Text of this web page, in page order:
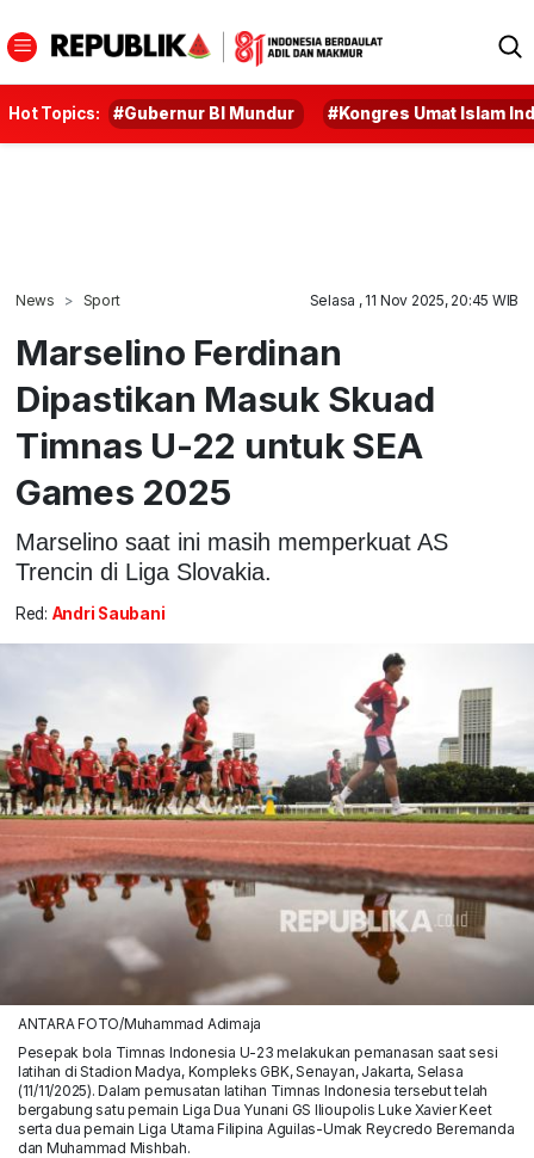
Hot Topics: #Gubernur BI Mundur #Kongres Umat Islam
News Sport Selasa , 11 Nov 2025, 20:45 WIB
Marselino Ferdinan
Dipastikan Masuk Skuad
Timnas U-22 untuk SEA
Games 2025
Marselino saat ini masih memperkuat AS
Trencin di Liga Slovakia.
Red: Andri Saubani
ANTARA FOTO/Muhammad Adimaja
Pesepak bola Timnas Indonesia U-23 melakukan pemanasan saat sesi
latihan di Stadion Madya, Kompleks GBK, Senayan, Jakarta, Selasa
(11/11/2025). Dalam pemusatan latihan Timnas Indonesia tersebut telah
bergabung satu pemain Liga Dua Yunani GS Ilioupolis Luke Xavier Keet
serta dua pemain Liga Utama Filipina Aguilas-Umak Reycredo Beremanda
dan Muhammad Mishbah.